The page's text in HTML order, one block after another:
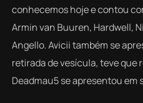
conhecemos hoje e contou
Armin van Buuren, Hardwell,
Angello. Avicii também se
retirada de vesícula, teve que
Deadmau5 se apresentou em